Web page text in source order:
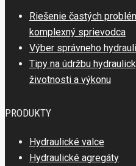
Riešenie častých
komplexný sprievodca
Výber správneho
Tipy na údržbu
životnosti a výkonu
PRODUKTY
Hydraulické valce
Hydraulické agregáty